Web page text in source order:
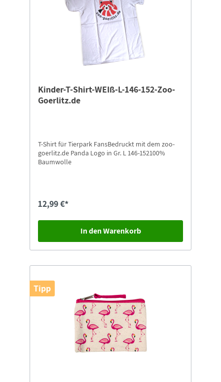
Kinder-T-Shirt-WEIß-L-146-152-Zoo-
Goerlitz.de
T-Shirt für Tierpark FansBedruckt mit dem zoo-
goerlitz.de Panda Logo in Gr. L 146-152100%
Baumwolle
12,99 €*
In den Warenkorb
Tipp